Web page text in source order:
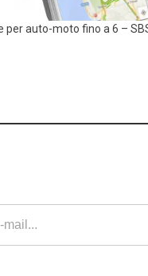
per auto-moto fino a 6 –